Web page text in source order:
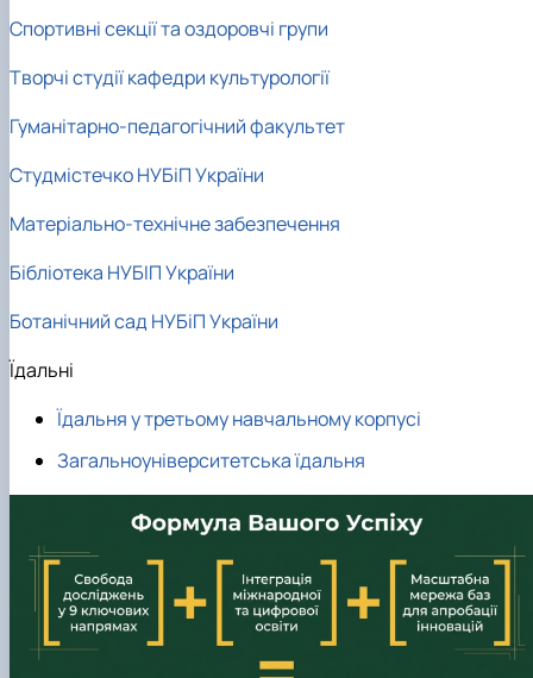
Спортивні секції та оздоровчі групи
Творчі студії кафедри культурології
Гуманітарно-педагогічний факультет
Студмістечко НУБіП України
Матеріально-технічне забезпечення
Бібліотека НУБІП України
Ботанічний сад НУБіП України
Їдальні
Їдальня у третьому навчальному корпусі
Загальноуніверситетська їдальня